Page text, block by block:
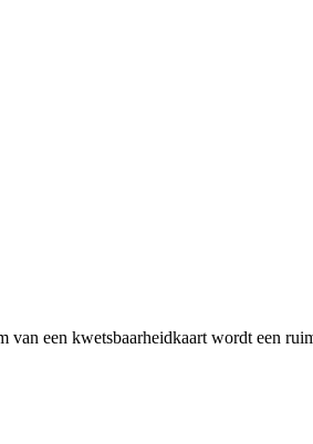
een kwetsbaarheidkaart wordt een